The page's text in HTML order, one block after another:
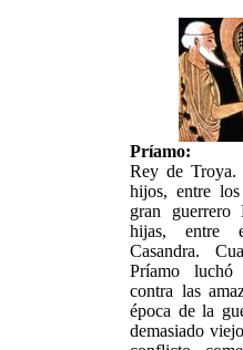
Príamo:
Rey de Troya.
hijos, entre
gran
hijas, entre
Casandra.
Príamo
contra las
época de la
demasiado